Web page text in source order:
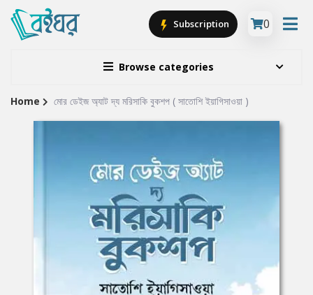
Browse categories
Subscription 0
Site
Home মোর ডেইজ অ্যাট দ্য মরিসাকি বুকশপ ( সাতোশি ইয়াগিসাওয়া )